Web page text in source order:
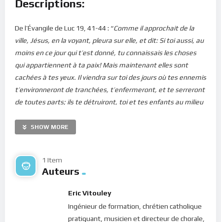
Descriptions:
De l’Évangile de Luc 19, 41-44 : “Comme il approchait de la
ville, Jésus, en la voyant, pleura sur elle, et dit: Si toi aussi, au
moins en ce jour qui t’est donné, tu connaissais les choses
qui appartiennent à ta paix! Mais maintenant elles sont
cachées à tes yeux. Il viendra sur toi des jours où tes ennemis
t’environneront de tranchées, t’enfermeront, et te serreront
de toutes parts; ils te détruiront, toi et tes enfants au milieu
que tu n’as pas connu le temps où tu as été visitée.
ville est restée insensible à l’annonce de la bonne nouvelle !
Elle n’a pas ouvert son coeur à la lumière du Ciel venue la
elle la force et la puissance qui viennent d’en haut lui rendre
visite… En conséquence, elle restera faible; elle sera détruite.
SHOW MORE
1 Item
Auteurs
Eric Vitouley
Ingénieur de formation, chrétien catholique
pratiquant, musicien et directeur de chorale,